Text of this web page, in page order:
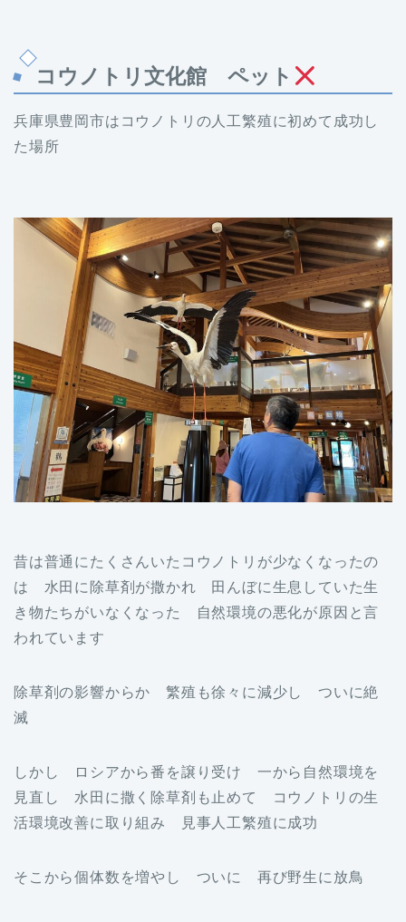
コウノトリ文化館 ペット
兵庫県豊岡市はコウノトリの人工繁殖に初めて成功し
た場所
昔は普通にたくさんいたコウノトリが少なくなったの
は 水田に除草剤が撒かれ 田んぼに生息していた生
き物たちがいなくなった 自然環境の悪化が原因と言
われています
除草剤の影響からか 繁殖も徐々に減少し ついに絶
滅
しかし ロシアから番を譲り受け 一から自然環境を
見直し 水田に撒く除草剤も止めて コウノトリの生
活環境改善に取り組み 見事人工繁殖に成功
そこから個体数を増やし ついに 再び野生に放鳥